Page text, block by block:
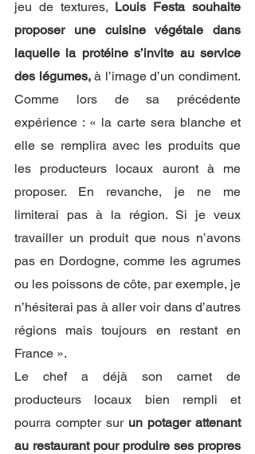
jeu de textures, Louis Festa souhaite
proposer une cuisine végétale dans
laquelle la protéine s’invite au service
des légumes, à l’image d’un condiment.
Comme lors de sa précédente
expérience : « la carte sera blanche et
elle se remplira avec les produits que
les producteurs locaux auront à me
proposer. En revanche, je ne me
limiterai pas à la région. Si je veux
travailler un produit que nous n’avons
pas en Dordogne, comme les agrumes
ou les poissons de côte, par exemple, je
n’hésiterai pas à aller voir dans d’autres
régions mais toujours en restant en
France ».
Le chef a déjà son carnet de
producteurs locaux bien rempli et
pourra compter sur un potager attenant
au restaurant pour produire ses propres